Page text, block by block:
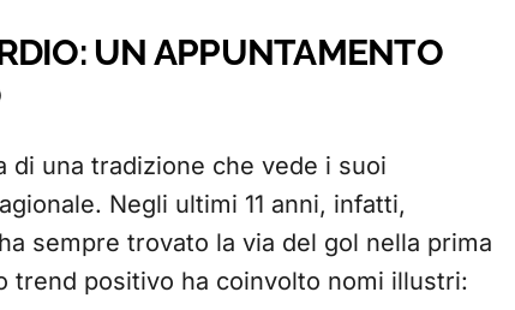
UN APPUNTAMENTO
di una tradizione che vede i suoi
Negli ultimi 11 anni, infatti,
sempre trovato la via del gol nella prima
trend positivo ha coinvolto nomi illustri: